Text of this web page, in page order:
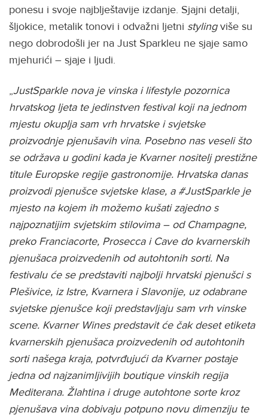
ponesu i svoje najblještavije izdanje. Sjajni detalji,
šljokice, metalik tonovi i odvažni ljetni stylingviše su
nego dobrodošli jer na Just Sparkleu ne sjaje samo
mjehurići – sjaje i ljudi.
„JustSparkle nova je vinska i lifestyle pozornica
hrvatskog ljeta te jedinstven festival koji na jednom
mjestu okuplja sam vrh hrvatske i svjetske
proizvodnje pjenušavih vina. Posebno nas veseli što
se održava u godini kada je Kvarner nositelj prestižne
titule Europske regije gastronomije. Hrvatska danas
proizvodi pjenušce svjetske klase, a #JustSparkle je
mjesto na kojem ih možemo kušati zajedno s
najpoznatijim svjetskim stilovima – od Champagne,
preko Franciacorte, Prosecca i Cave do kvarnerskih
pjenušaca proizvedenih od autohtonih sorti. Na
festivalu će se predstaviti najbolji hrvatski pjenušci s
Plešivice, iz Istre, Kvarnera i Slavonije, uz odabrane
svjetske pjenušce koji predstavljaju sam vrh vinske
scene. Kvarner Wines predstavit će čak deset etiketa
kvarnerskih pjenušaca proizvedenih od autohtonih
sorti našega kraja, potvrđujući da Kvarner postaje
jedna od najzanimljivijih boutique vinskih regija
Mediterana. Žlahtina i druge autohtone sorte kroz
pjenušava vina dobivaju potpuno novu dimenziju te